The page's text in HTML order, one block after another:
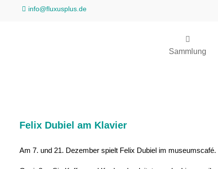
info@fluxusplus.de
Sammlung
Felix Dubiel am Klavier
Am 7. und 21. Dezember spielt Felix Dubiel im museumscafé.